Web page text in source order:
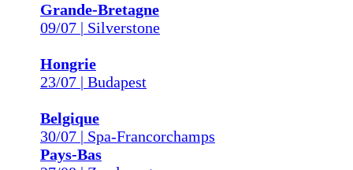
Grande-Bretagne
09/07 | Silverstone
Hongrie
23/07 | Budapest
Belgique
30/07 | Spa-Francorchamps
Pays-Bas